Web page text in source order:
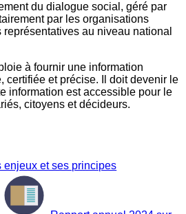
du dialogue social, géré par
par les organisations
au niveau national
à fournir une information
certifiée et précise. Il doit devenir le
information est accessible pour le
citoyens et décideurs.
enjeux et ses principes